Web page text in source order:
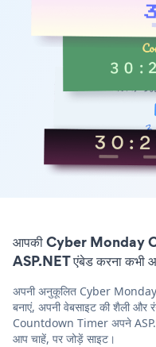
आपकी Cyber Monday
ASP.NET एंबेड करना कभी
अपनी अनुकूलित Cyber
बनाएं, अपनी वेबसाइट की शैली
Countdown Timer अपने
आप चाहें, पर जोड़ें साइट।